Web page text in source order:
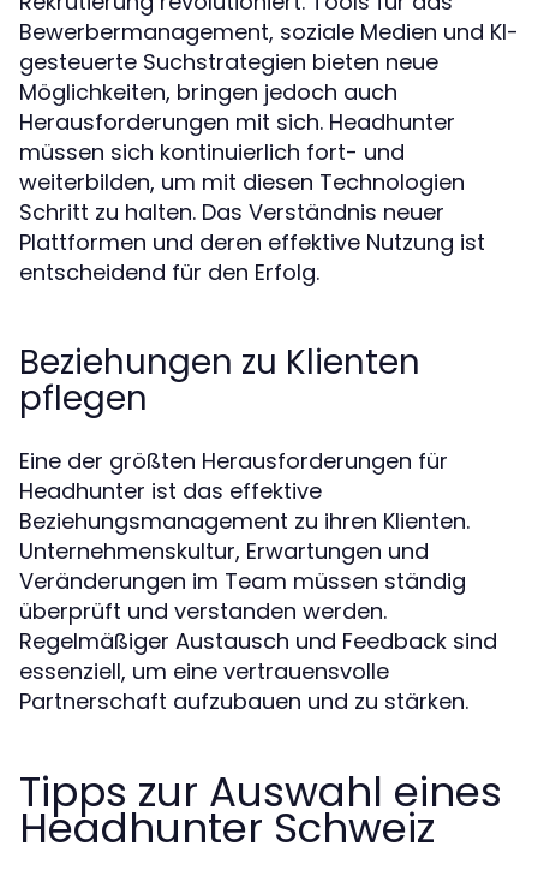
Bewerbermanagement, soziale Medien und KI-
gesteuerte Suchstrategien bieten neue
Möglichkeiten, bringen jedoch auch
Herausforderungen mit sich. Headhunter
müssen sich kontinuierlich fort- und
weiterbilden, um mit diesen Technologien
Schritt zu halten. Das Verständnis neuer
Plattformen und deren effektive Nutzung ist
entscheidend für den Erfolg.
Beziehungen zu Klienten
pflegen
Eine der größten Herausforderungen für
Headhunter ist das effektive
Beziehungsmanagement zu ihren Klienten.
Unternehmenskultur, Erwartungen und
Veränderungen im Team müssen ständig
überprüft und verstanden werden.
Regelmäßiger Austausch und Feedback sind
essenziell, um eine vertrauensvolle
Partnerschaft aufzubauen und zu stärken.
Tipps zur Auswahl eines
Headhunter Schweiz